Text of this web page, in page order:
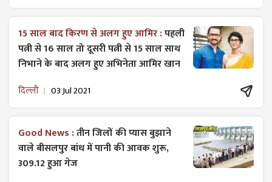
15 साल बाद किरण से अलग हुए आमिर :पहली
पत्नी से 16 साल तो दूसरी पत्नी से 15 साल साथ
निभाने के बाद अलग हुए अभिनेता आमिर खान
दिल्ली 03 Jul 2021
Good News :तीन जिलों की प्यास बुझाने
वाले बीसलपुर बांध में पानी की आवक शुरू,
309.12 हुआ गेज